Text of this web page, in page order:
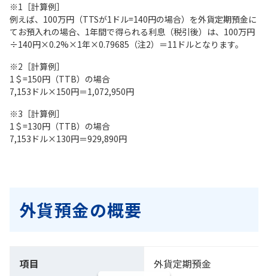
※1［計算例］
例えば、100万円（TTSが1ドル=140円の場合）を外貨定期預金に
てお預入れの場合、1年間で得られる利息（税引後）は、100万円
÷140円×0.2%×1年×0.79685（注2）＝11ドルとなります。
※2［計算例］
1＄=150円（TTB）の場合
7,153ドル×150円＝1,072,950円
※3［計算例］
1＄=130円（TTB）の場合
7,153ドル×130円＝929,890円
外貨預金の概要
項目 外貨定期預金